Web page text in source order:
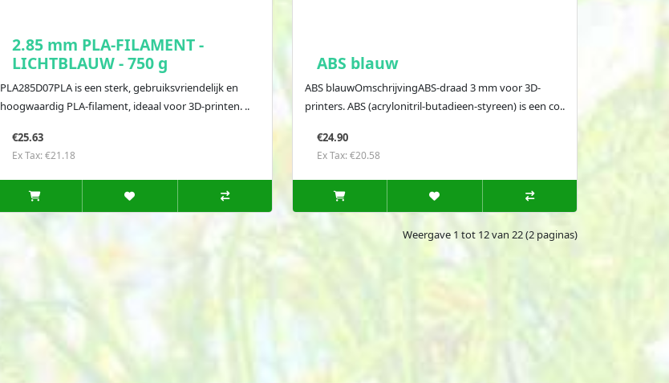
2.85 mm PLA-FILAMENT -
LICHTBLAUW - 750 g
PLA285D07PLA is een sterk, gebruiksvriendelijk en
hoogwaardig PLA-filament, ideaal voor 3D-printen. ..
€25.63
Ex Tax: €21.18
ABS blauw
ABS blauwOmschrijvingABS-draad 3 mm voor 3D-
printers. ABS (acrylonitril-butadieen-styreen) is een co..
€24.90
Ex Tax: €20.58
Weergave 1 tot 12 van 22 (2 paginas)